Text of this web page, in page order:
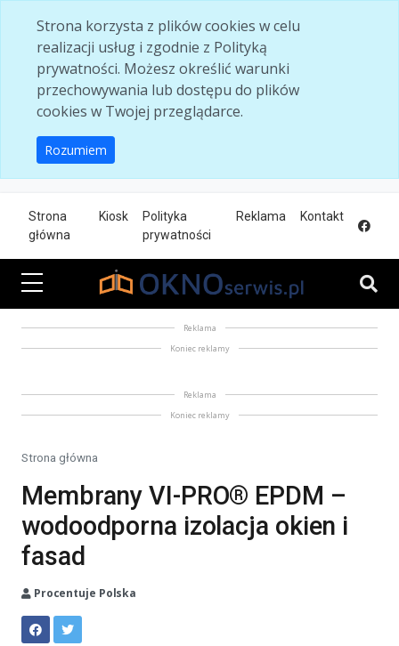
Strona korzysta z plików cookies w celu
realizacji usług i zgodnie z Polityką
prywatności. Możesz określić warunki
przechowywania lub dostępu do plików
cookies w Twojej przeglądarce.
Rozumiem
Strona
główna
Kiosk
Polityka
prywatności
Reklama Kontakt
Reklama
Koniec reklamy
Reklama
Koniec reklamy
Strona główna
Membrany VI-PRO® EPDM –
wodoodporna izolacja okien i
fasad
Procentuje Polska